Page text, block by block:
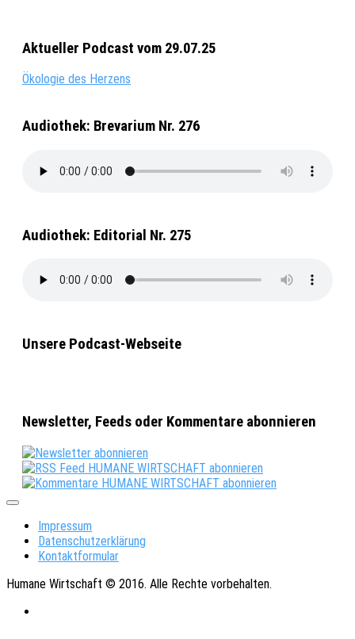
Aktueller Podcast vom 29.07.25
Ökologie des Herzens
Audiothek: Brevarium Nr. 276
Audiothek: Editorial Nr. 275
Unsere Podcast-Webseite
Newsletter, Feeds oder Kommentare abonnieren
Impressum
Datenschutzerklärung
Kontaktformular
Humane Wirtschaft © 2016. Alle Rechte vorbehalten.